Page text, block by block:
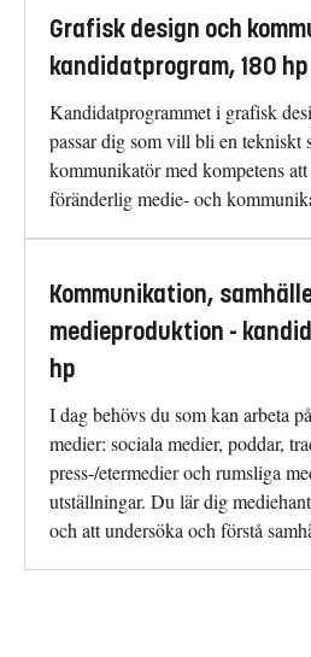
Grafisk design och
kandidatprogram, 180 hp
Kandidatprogrammet i grafisk
passar dig som vill bli en tekniskt
kommunikatör med kompetens
föränderlig medie- och
Kommunikation,
medieproduktion -
hp
I dag behövs du som kan arbeta
medier: sociala medier, poddar,
press-/etermedier och rumsliga
utställningar. Du lär dig
och att undersöka och förstå